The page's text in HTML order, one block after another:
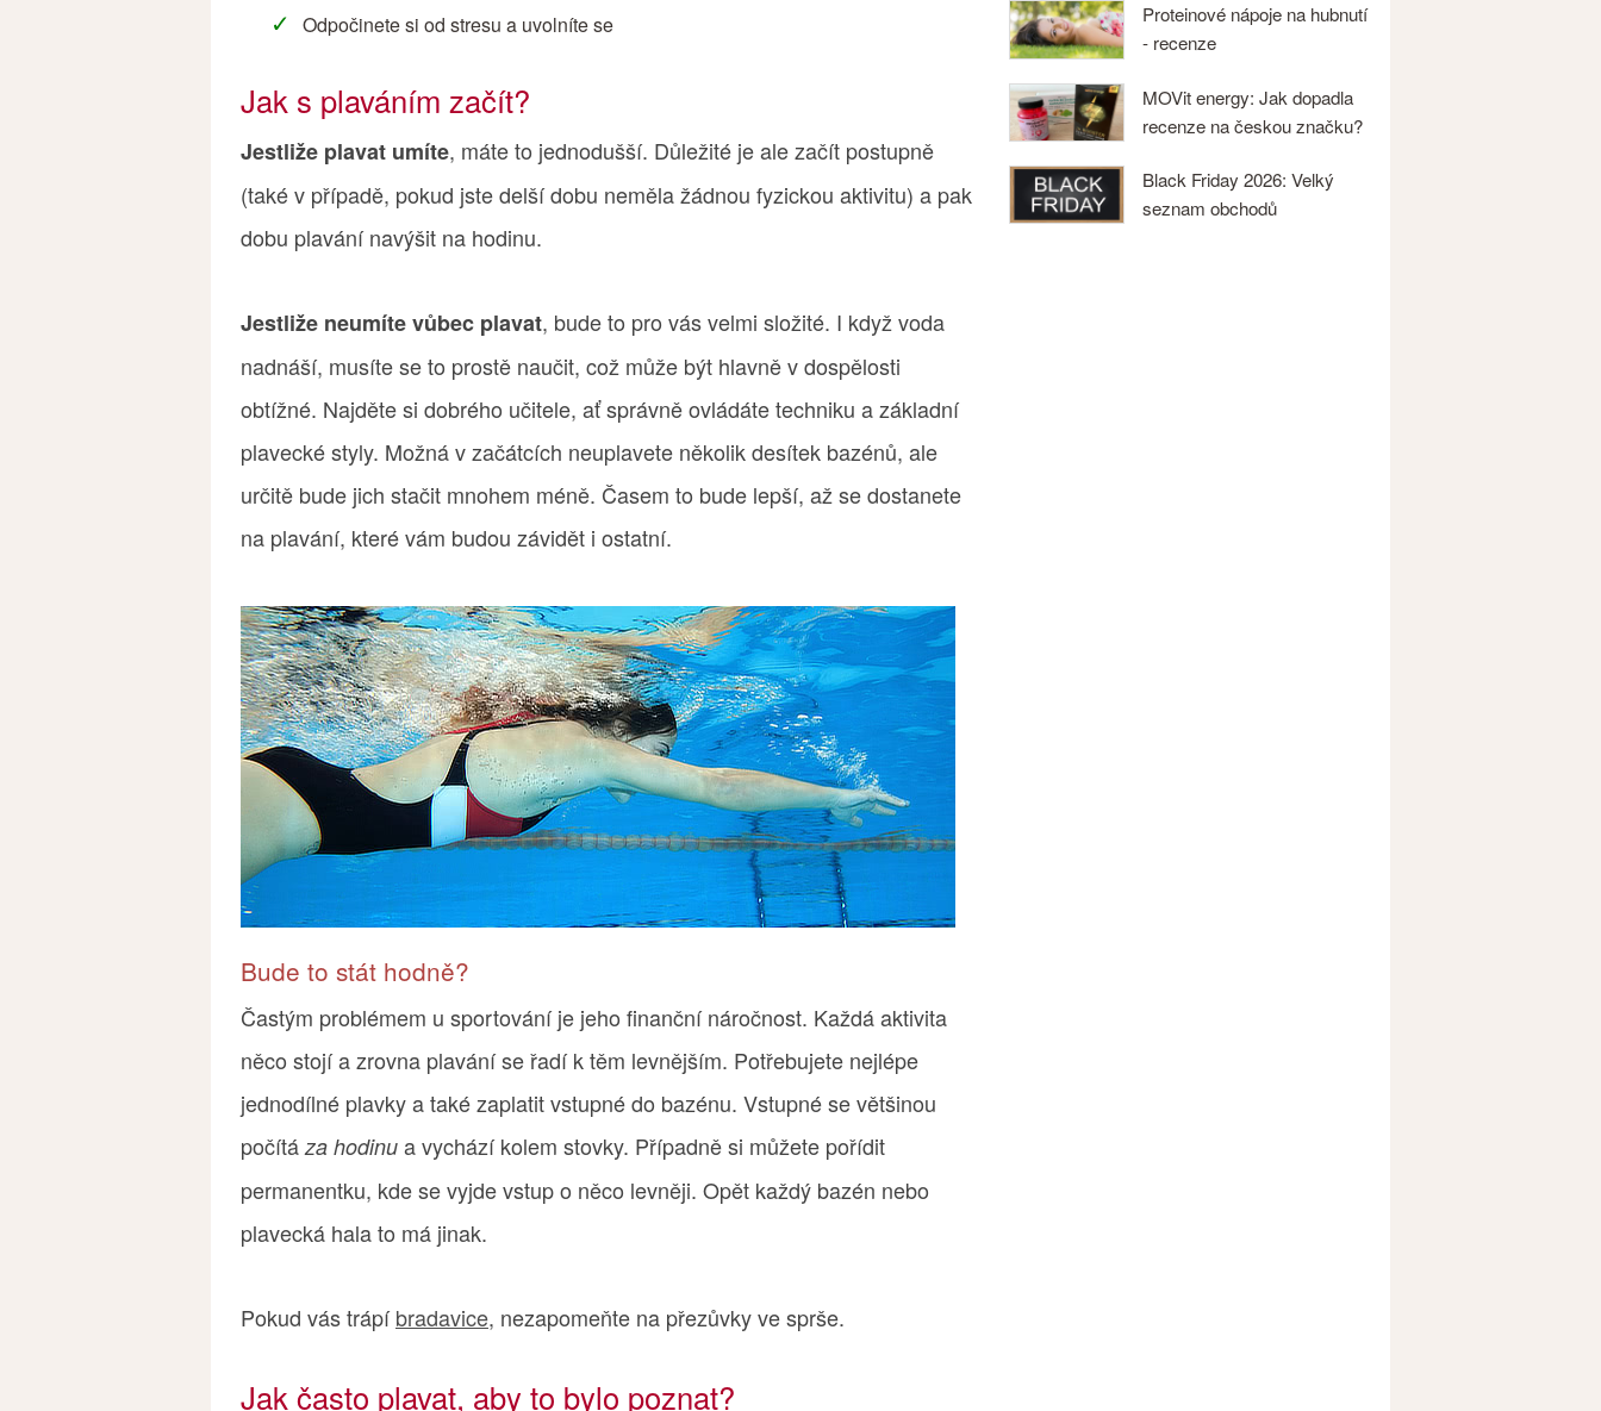
Odpočinete si od stresu a uvolníte se
Jak s plaváním začít?
Jestliže plavat umíte, máte to jednodušší. Důležité je ale začít postupně
(také v případě, pokud jste delší dobu neměla žádnou fyzickou aktivitu) a pak
dobu plavání navýšit na hodinu.
Jestliže neumíte vůbec plavat, bude to pro vás velmi složité. I když voda
nadnáší, musíte se to prostě naučit, což může být hlavně v dospělosti
obtížné. Najděte si dobrého učitele, ať správně ovládáte techniku a základní
plavecké styly. Možná v začátcích neuplavete několik desítek bazénů, ale
určitě bude jich stačit mnohem méně. Časem to bude lepší, až se dostanete
na plavání, které vám budou závidět i ostatní.
Bude to stát hodně?
Častým problémem u sportování je jeho finanční náročnost. Každá aktivita
něco stojí a zrovna plavání se řadí k těm levnějším. Potřebujete nejlépe
jednodílné plavky a také zaplatit vstupné do bazénu. Vstupné se většinou
počítá za hodinu a vychází kolem stovky. Případně si můžete pořídit
permanentku, kde se vyjde vstup o něco levněji. Opět každý bazén nebo
plavecká hala to má jinak.
Pokud vás trápíbradavice, nezapomeňte na přezůvky ve sprše.
Jak často plavat, aby to bylo poznat?
Proteinové nápoje na hubnutí
- recenze
MOVit energy: Jak dopadla
recenze na českou značku?
Black Friday 2026: Velký
seznam obchodů